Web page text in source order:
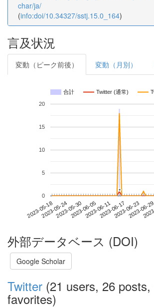
char/ja/
(info:doi/10.34327/sstj.15.0_164)
言及状況
変動（ピーク前後） 変動（月別）
合計 Twitter (通常)
2023-05-182023-05-242023-05-302023-06-052023-06-112023-06-172023-06-23
2023-06-
0
5
10
15
20
*
*
外部データベース (DOI)
Google Scholar
Twitter (21 users, 26 posts,
favorites)